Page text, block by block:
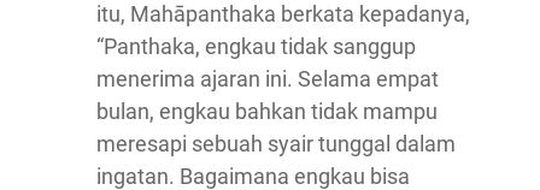
itu, Mahāpanthaka berkata kepadanya,
“Panthaka, engkau tidak sanggup
menerima ajaran ini. Selama empat
bulan, engkau bahkan tidak mampu
meresapi sebuah syair tunggal dalam
ingatan. Bagaimana engkau bisa